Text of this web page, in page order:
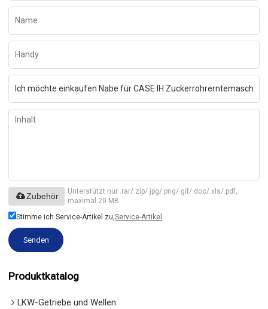
Unterstützt nur .rar/.zip/.jpg/.png/.gif/.doc/.xls/.pdf,
maximal 20 MB
Zubehör
Stimme ich Service-Artikel zu,Service-Artikel
Senden
Produktkatalog
LKW-Getriebe und Wellen